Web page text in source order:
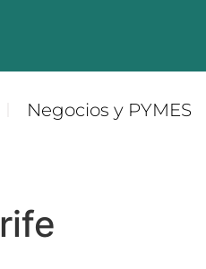
Negocios y PYMES